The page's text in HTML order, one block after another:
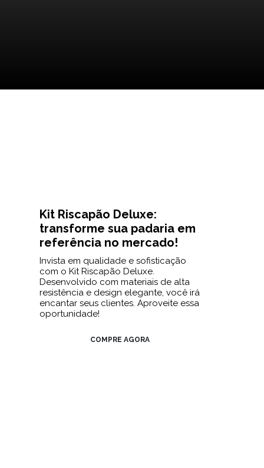
Kit Riscapão Deluxe:
transforme sua padaria em
referência no mercado!
Invista em qualidade e sofisticação
com o Kit Riscapão Deluxe.
Desenvolvido com materiais de alta
resistência e design elegante, você irá
encantar seus clientes. Aproveite essa
oportunidade!
COMPRE AGORA